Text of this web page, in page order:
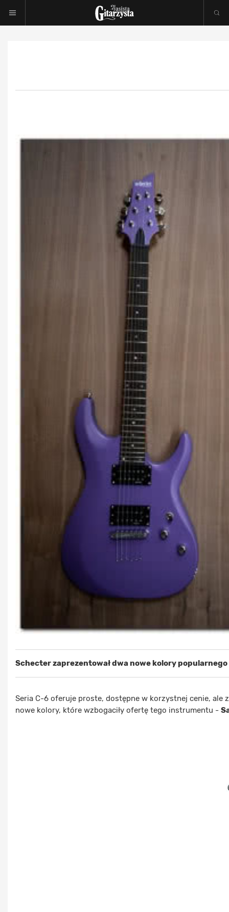
Schecter zaprezentował dwa nowe kolory
Seria C-6 oferuje proste, dostępne w korzystnej cenie,
nowe kolory, które wzbogaciły ofertę tego instrumentu -